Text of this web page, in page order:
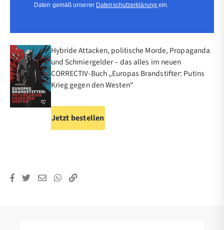
Daten gemäß unserer Datenschutzerklärungein.
Hybride Attacken, politische Morde, Propaganda
und Schmiergelder – das alles im neuen
CORRECTIV-Buch „Europas Brandstifter: Putins
Krieg gegen den Westen“
Jetzt bestellen